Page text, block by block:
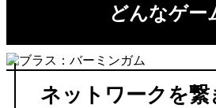
どんなゲー
ネットワークを繋